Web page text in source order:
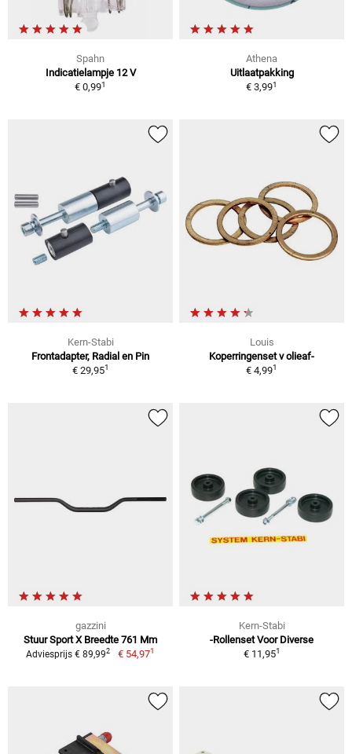
Spahn
Indicatielampje 12 V
€ 0,991
Athena
Uitlaatpakking
€ 3,991
Kern-Stabi
Frontadapter, Radial en Pin
€ 29,951
Louis
Koperringenset v olieaf-
€ 4,991
gazzini
Stuur Sport X Breedte 761 Mm
Adviesprijs € 89,992 € 54,971
Kern-Stabi
-Rollenset Voor Diverse
€ 11,951